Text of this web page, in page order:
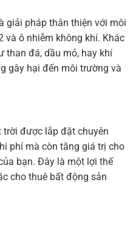
giải pháp thân thiện với môi
và ô nhiễm không khí. Khác
than đá, dầu mỏ, hay khí
gây hại đến môi trường và
được lắp đặt chuyên
phí mà còn tăng giá trị cho
bạn. Đây là một lợi thế
cho thuê bất động sản